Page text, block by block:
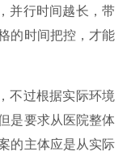
并行时间越长，带
的时间把控，才能
不过根据实际环境
是要求从医院整体
的主体应是从实际